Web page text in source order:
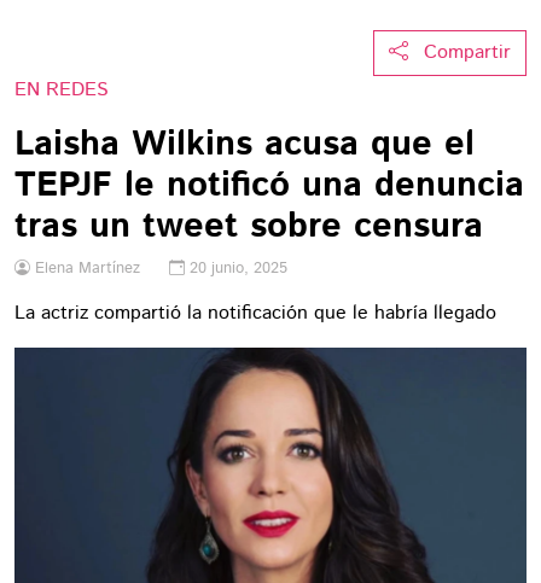
Compartir
EN REDES
Laisha Wilkins acusa que el
TEPJF le notificó una denuncia
tras un tweet sobre censura
Elena Martínez 20 junio, 2025
La actriz compartió la notificación que le habría llegado